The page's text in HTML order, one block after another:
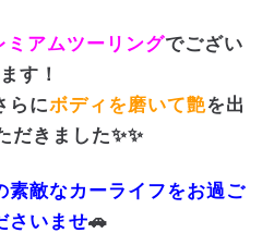
ミアムツーリングでござい
ます！
らにボディを磨いて艶を出
だきました✨✨
素敵なカーライフをお過ご
さいませ🚗